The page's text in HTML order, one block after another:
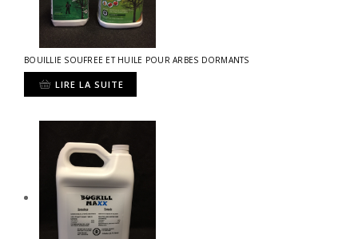
BOUILLIE SOUFREE ET HUILE POUR ARBES DORMANTS
LIRE LA SUITE